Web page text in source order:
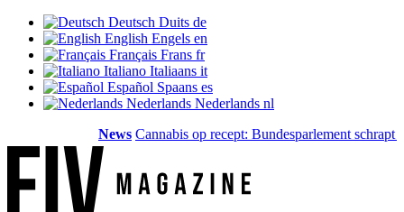
Deutsch Duits de
English Engels en
Français Frans fr
Italiano Italiaans it
Español Spaans es
Nederlands Nederlands nl
News Cannabis op recept: Bundesparlement schrapt de